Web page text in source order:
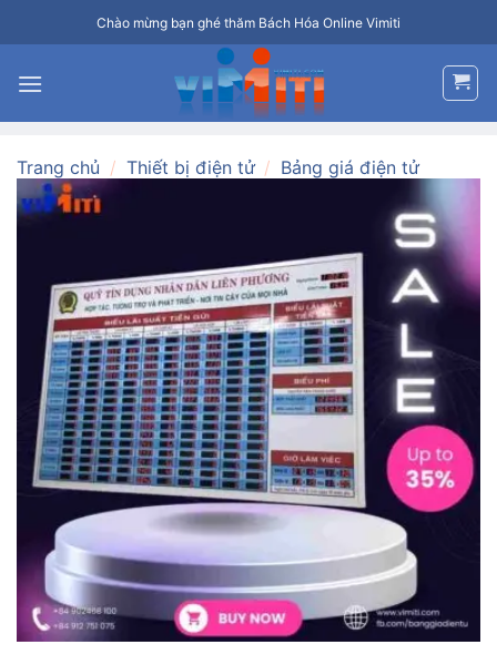
qua
dung
Chào mừng bạn ghé thăm Bách Hóa Online Vimiti
Trang chủ / Thiết bị điện tử / Bảng giá điện tử